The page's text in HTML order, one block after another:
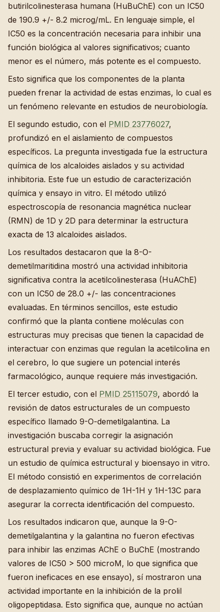
butirilcolinesterasa humana (HuBuChE) con un IC50
de 190.9 +/- 8.2 microg/mL. En lenguaje simple, el
IC50 es la concentración necesaria para inhibir una
función biológica al valores significativos; cuanto
menor es el número, más potente es el compuesto.
Esto significa que los componentes de la planta
pueden frenar la actividad de estas enzimas, lo cual es
un fenómeno relevante en estudios de neurobiología.
El segundo estudio, con el PMID 23776027,
profundizó en el aislamiento de compuestos
específicos. La pregunta investigada fue la estructura
química de los alcaloides aislados y su actividad
inhibitoria. Este fue un estudio de caracterización
química y ensayo in vitro. El método utilizó
espectroscopía de resonancia magnética nuclear
(RMN) de 1D y 2D para determinar la estructura
exacta de 13 alcaloides aislados.
Los resultados destacaron que la 8-O-
demetilmaritidina mostró una actividad inhibitoria
significativa contra la acetilcolinesterasa (HuAChE)
con un IC50 de 28.0 +/- las concentraciones
evaluadas. En términos sencillos, este estudio
confirmó que la planta contiene moléculas con
estructuras muy precisas que tienen la capacidad de
interactuar con enzimas que regulan la acetilcolina en
el cerebro, lo que sugiere un potencial interés
farmacológico, aunque requiere más investigación.
El tercer estudio, con el PMID 25115079, abordó la
revisión de datos estructurales de un compuesto
específico llamado 9-O-demetilgalantina. La
investigación buscaba corregir la asignación
estructural previa y evaluar su actividad biológica. Fue
un estudio de química estructural y bioensayo in vitro.
El método consistió en experimentos de correlación
de desplazamiento químico de 1H-1H y 1H-13C para
asegurar la correcta identificación del compuesto.
Los resultados indicaron que, aunque la 9-O-
demetilgalantina y la galantina no fueron efectivas
para inhibir las enzimas AChE o BuChE (mostrando
valores de IC50 > 500 microM, lo que significa que
fueron ineficaces en ese ensayo), sí mostraron una
actividad importante en la inhibición de la prolil
oligopeptidasa. Esto significa que, aunque no actúan